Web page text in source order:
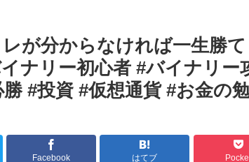
が分からなければ一生勝
ナリー初心者 #バイナリー
#投資 #仮想通貨 #お金の
Facebook はてブ